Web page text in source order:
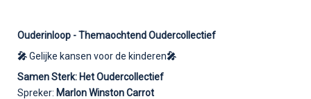
Ouderinloop -Themaochtend Oudercollectief
🎤Gelijke kansen voor de kinderen🎤
Samen Sterk: Het Oudercollectief
Spreker: Marlon Winston Carrot